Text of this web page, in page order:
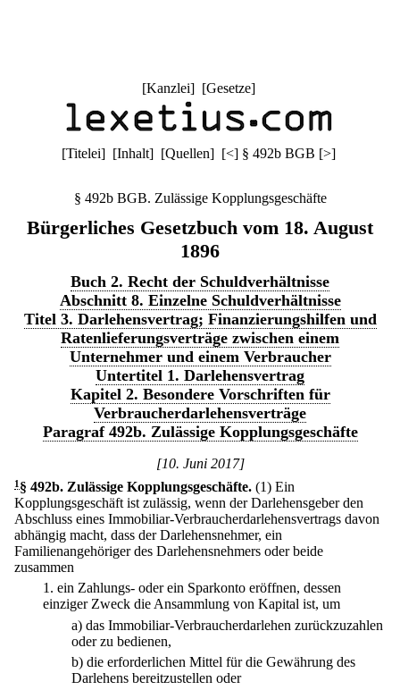
[Kanzlei] [Gesetze]
[Titelei] [Inhalt] [Quellen] [<] § 492b BGB [>]
§ 492b BGB. Zulässige Kopplungsgeschäfte
Bürgerliches Gesetzbuch vom 18. August
1896
Buch 2. Recht der Schuldverhältnisse
Abschnitt 8. Einzelne Schuldverhältnisse
Titel 3. Darlehensvertrag; Finanzierungshilfen und
Ratenlieferungsverträge zwischen einem
Unternehmer und einem Verbraucher
Untertitel 1. Darlehensvertrag
Kapitel 2. Besondere Vorschriften für
Verbraucherdarlehensverträge
Paragraf 492b. Zulässige Kopplungsgeschäfte
[10. Juni 2017]
1 § 492b. Zulässige Kopplungsgeschäfte. (1) Ein
Kopplungsgeschäft ist zulässig, wenn der Darlehensgeber den
Abschluss eines Immobiliar-Verbraucherdarlehensvertrags davon
abhängig macht, dass der Darlehensnehmer, ein
Familienangehöriger des Darlehensnehmers oder beide
zusammen
1. ein Zahlungs- oder ein Sparkonto eröffnen, dessen
einziger Zweck die Ansammlung von Kapital ist, um
a) das Immobiliar-Verbraucherdarlehen zurückzuzahlen
oder zu bedienen,
b) die erforderlichen Mittel für die Gewährung des
Darlehens bereitzustellen oder